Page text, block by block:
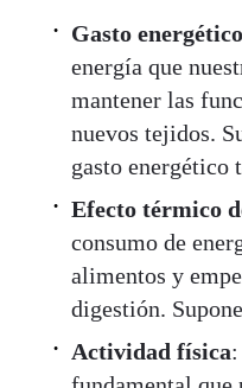
Gasto
energía que
mantener las
nuevos tejidos.
gasto
Efecto térmico
consumo de
alimentos y
digestión. Supone
Actividad física